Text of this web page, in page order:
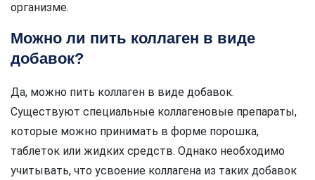
организме.
Можно ли пить коллаген в виде
добавок?
Да, можно пить коллаген в виде добавок.
Существуют специальные коллагеновые препараты,
которые можно принимать в форме порошка,
таблеток или жидких средств. Однако необходимо
учитывать, что усвоение коллагена из таких добавок